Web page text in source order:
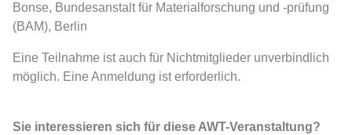
Mitgliedschaft
Bonse, Bundesanstalt für Materialforschung und -prüfung
(BAM), Berlin
Eine Teilnahme ist auch für Nichtmitglieder unverbindlich
möglich. Eine Anmeldung ist erforderlich.
Sie interessieren sich für diese AWT-Veranstaltung?